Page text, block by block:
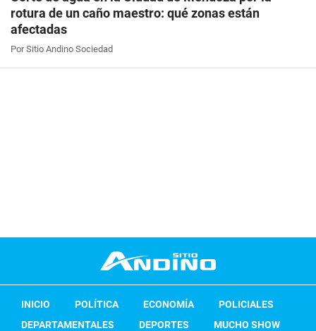
rotura de un caño maestro: qué zonas están
afectadas
Por Sitio Andino Sociedad
INICIO POLÍTICA ECONOMÍA
POLICIALES
DEPARTAMENTALES
DEPORTES
MUCHO SHOW